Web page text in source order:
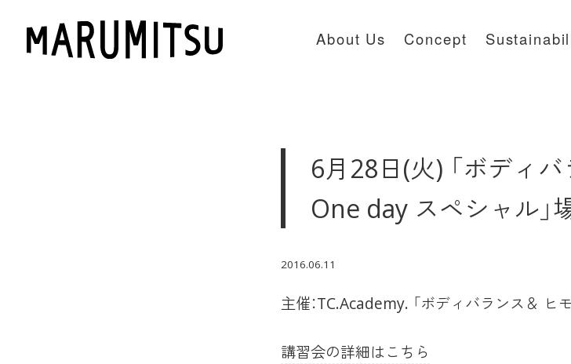
About Us Concept
6月28日(火) 「ボディ
One day スペシャル」
2016.06.11
主催：TC.Academy. 「ボディバランス＆ ヒ
講習会の詳細はこちら